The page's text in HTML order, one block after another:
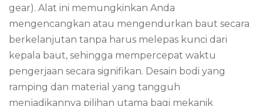
gear). Alat ini memungkinkan Anda
mengencangkan atau mengendurkan baut secara
berkelanjutan tanpa harus melepas kunci dari
kepala baut, sehingga mempercepat waktu
pengerjaan secara signifikan. Desain bodi yang
ramping dan material yang tangguh
menjadikannya pilihan utama bagi mekanik